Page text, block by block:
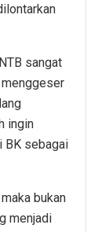
sangat
ingin
BK sebagai
bukan
menjadi